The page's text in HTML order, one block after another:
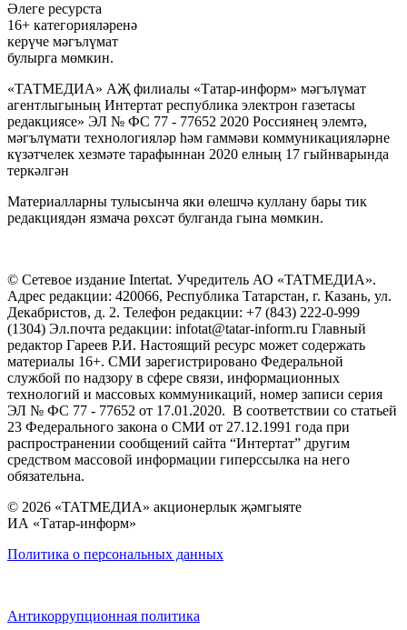
Әлеге ресурста
16+ категорияләренә
керүче мәгълүмат
булырга мөмкин.
«ТАТМЕДИА» АҖ филиалы «Татар-информ» мәгълүмат
агентлыгының Интертат республика электрон газетасы
редакциясе» ЭЛ № ФС 77 - 77652 2020 Россиянең элемтә,
мәгълүмати технологияләр һәм гаммәви коммуникацияләрне
күзәтчелек хезмәте тарафыннан 2020 елның 17 гыйнварында
теркәлгән
Материалларны тулысынча яки өлешчә куллану бары тик
редакциядән язмача рөхсәт булганда гына мөмкин.
© Сетевое издание Intertat. Учредитель АО «ТАТМЕДИА».
Адрес редакции: 420066, Республика Татарстан, г. Казань, ул.
Декабристов, д. 2. Телефон редакции: +7 (843) 222-0-999
(1304) Эл.почта редакции: infotat@tatar-inform.ru Главный
редактор Гареев Р.И. Настоящий ресурс может содержать
материалы 16+. СМИ зарегистрировано Федеральной
службой по надзору в сфере связи, информационных
технологий и массовых коммуникаций, номер записи серия
ЭЛ № ФС 77 - 77652 от 17.01.2020. В соответствии со статьей
23 Федерального закона о СМИ от 27.12.1991 года при
распространении сообщений сайта “Интертат” другим
средством массовой информации гиперссылка на него
обязательна.
© 2026 «ТАТМЕДИА» акционерлык җәмгыяте
ИА «Татар-информ»
Политика о персональных данных
Антикоррупционная политика